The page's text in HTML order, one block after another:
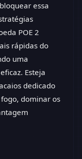
essa
POE 2
rápidas do
uma
Esteja
dedicado
dominar os